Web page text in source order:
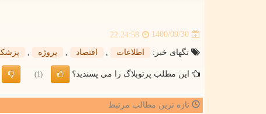
1400/09/30
22:24:58
تگهای خبر: اطلاعات , اقتصاد , پروژه ,
این مطلب پرتوبلاگ را می پسندید؟ (1)
تازه ترین مطالب مرتبط